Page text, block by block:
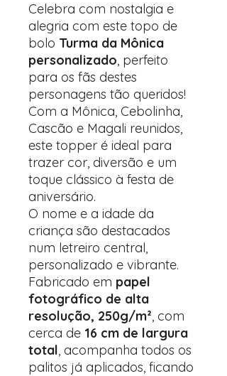
Celebra com nostalgia e
alegria com este topo de
bolo Turma da Mônica
personalizado, perfeito
para os fãs destes
personagens tão queridos!
Com a Mônica, Cebolinha,
Cascão e Magali reunidos,
este topper é ideal para
trazer cor, diversão e um
toque clássico à festa de
aniversário.
O nome e a idade da
criança são destacados
num letreiro central,
personalizado e vibrante.
Fabricado em papel
fotográfico de alta
resolução, 250g/m², com
cerca de 16 cm de largura
total, acompanha todos os
palitos já aplicados, ficando